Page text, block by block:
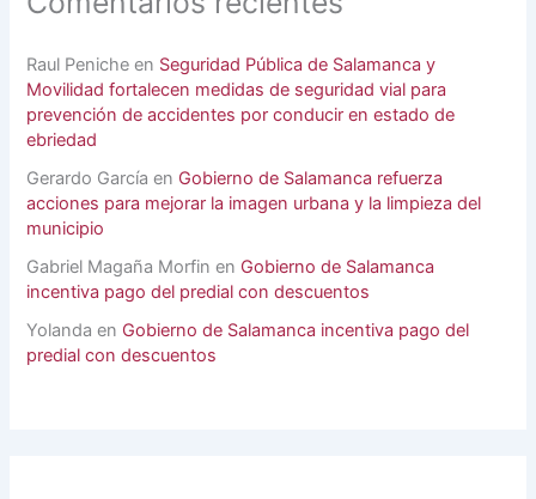
Raul Peniche en Seguridad Pública de Salamanca y
Movilidad fortalecen medidas de seguridad vial para
prevención de accidentes por conducir en estado de
ebriedad
Gerardo García en Gobierno de Salamanca refuerza
acciones para mejorar la imagen urbana y la limpieza del
municipio
Gabriel Magaña Morfin en Gobierno de Salamanca
incentiva pago del predial con descuentos
Yolanda en Gobierno de Salamanca incentiva pago del
predial con descuentos